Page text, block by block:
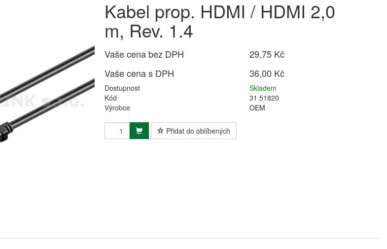
Kabel prop. HDMI / HDMI 2,0
m, Rev. 1.4
Vaše cena bez DPH
29,75 Kč
Vaše cena s DPH
36,00 Kč
Dostupnost
Skladem
Kód
31 51820
Výrobce
OEM
Přidat do oblíbených